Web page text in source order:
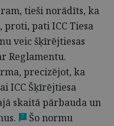
tieši norādīts, ka
pati ICC Tiesa
veic šķīrējtiesas
Reglamentu.
precizējot, ka
ICC Šķīrējtiesa
skaitā pārbauda un
7
Šo normu